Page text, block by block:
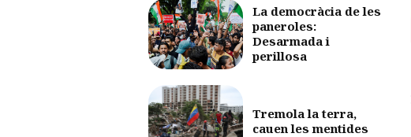
La democràcia de les
paneroles:
Desarmada i
perillosa
Tremola la terra,
cauen les mentides